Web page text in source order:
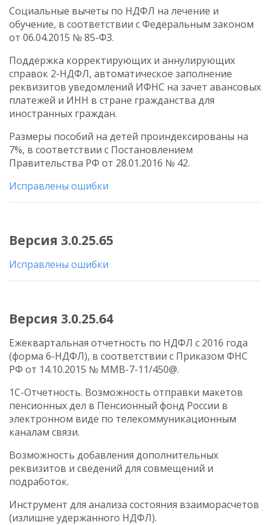
Социальные вычеты по НДФЛ на лечение и
обучение, в соответствии с Федеральным законом
от 06.04.2015 № 85-ФЗ.
Поддержка корректирующих и аннулирующих
справок 2-НДФЛ, автоматическое заполнение
реквизитов уведомлений ИФНС на зачет авансовых
платежей и ИНН в стране гражданства для
иностранных граждан.
Размеры пособий на детей проиндексированы на
7%, в соответствии с Постановлением
Правительства РФ от 28.01.2016 № 42.
Исправлены ошибки
Версия 3.0.25.65
Исправлены ошибки
Версия 3.0.25.64
Ежеквартальная отчетность по НДФЛ с 2016 года
(форма 6-НДФЛ), в соответствии с Приказом ФНС
РФ от 14.10.2015 № ММВ-7-11/450@.
1С-Отчетность. Возможность отправки макетов
пенсионных дел в Пенсионный фонд России в
электронном виде по телекоммуникационным
каналам связи.
Возможность добавления дополнительных
реквизитов и сведений для совмещений и
подработок.
Инструмент для анализа состояния взаиморасчетов
(излишне удержанного НДФЛ).